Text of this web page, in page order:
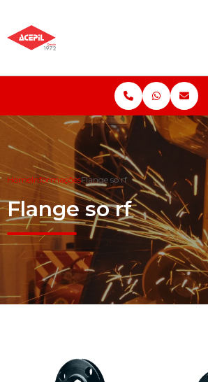
HomeInformaçõesFlange so rf
Flange so rf